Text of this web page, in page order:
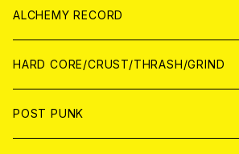
PATCH
アナログ
DIGITAL CONTENTS
ALCHEMY RECORD
CD
ANALOG
HARD CORE/CRUST/THRASH/GRIND
JAPAN
POST PUNK